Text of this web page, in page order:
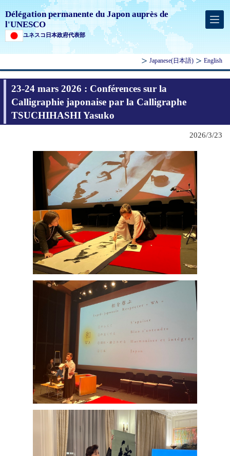
Délégation permanente du Japon auprès de
l'UNESCO
ユネスコ日本政府代表部
Japanese(日本語) English
23-24 mars 2026 : Conférences sur la
Calligraphie japonaise par la Calligraphe
TSUCHIHASHI Yasuko
2026/3/23